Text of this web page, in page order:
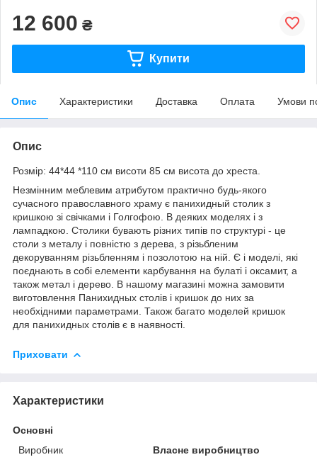
12 600 ₴
Купити
Опис Характеристики Доставка Оплата Умови
Опис
Розмір: 44*44 *110 см висоти 85 см висота до хреста.
Незмінним меблевим атрибутом практично будь-якого
сучасного православного храму є панихидный столик з
кришкою зі свічками і Голгофою. В деяких моделях і з
лампадкою. Столики бувають різних типів по структурі - це
столи з металу і повністю з дерева, з різьбленим
декоруванням різьбленням і позолотою на ній. Є і моделі, які
поєднають в собі елементи карбування на булаті і оксамит, а
також метал і дерево. В нашому магазині можна замовити
виготовлення Панихидных столів і кришок до них за
необхідними параметрами. Також багато моделей кришок
для панихидных столів є в наявності.
Приховати
Характеристики
Основні
Виробник
Власне виробництво